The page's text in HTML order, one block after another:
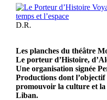
D.R.
Les planches du théâtre
Le porteur d’Histoire,
Une organisation signée
Productions dont l’objectif
promouvoir la culture et
Liban.